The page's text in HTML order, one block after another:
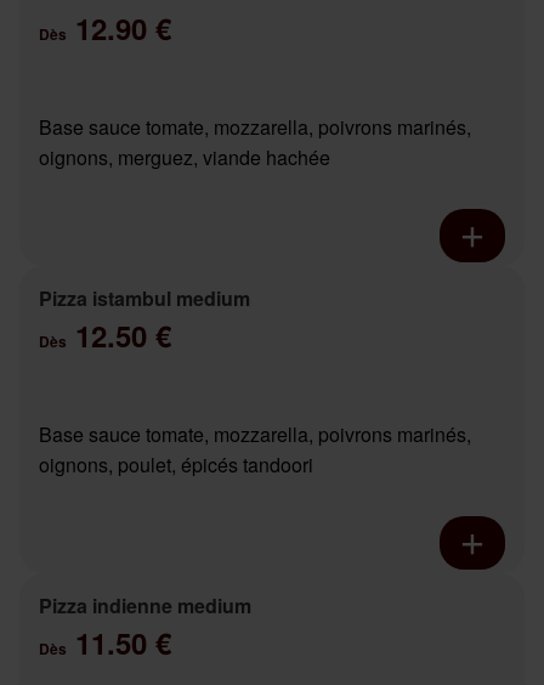
Dès 12.90 €
Base sauce tomate, mozzarella, poivrons marinés,
oignons, merguez, viande hachée
Pizza istambul medium
Dès 12.50 €
Base sauce tomate, mozzarella, poivrons marinés,
oignons, poulet, épicés tandoori
Pizza indienne medium
Dès 11.50 €